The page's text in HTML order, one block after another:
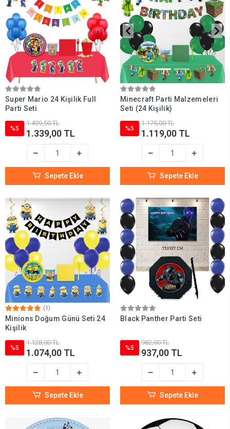
Super Mario 24 Kişilik Full
Parti Seti
%5
1.409,50 TL
1.339,00 TL
Sepete Ekle
Minecraft Parti Malzemeleri
Seti (24 Kişilik)
%5
1.175,00 TL
1.119,00 TL
Sepete Ekle
(1)
Minions Doğum Günü Seti 24
Kişilik
%5
1.128,00 TL
1.074,00 TL
Sepete Ekle
Black Panther Parti Seti
%5
982,00 TL
937,00 TL
Sepete Ekle